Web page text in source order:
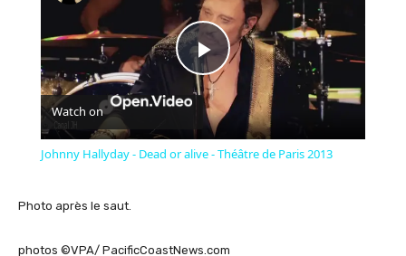
Play
Video
Watch on
Johnny Hallyday - Dead or alive - Théâtre de Paris 2013
Photo après le saut.
photos ©VPA/ PacificCoastNews.com